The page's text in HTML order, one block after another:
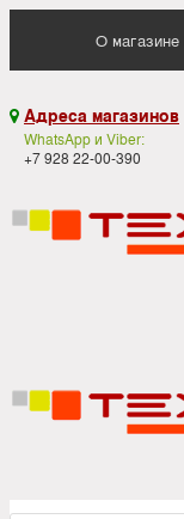
О магазине
 Адреса магазинов
WhatsApp и Viber:
+7 928 22-00-390